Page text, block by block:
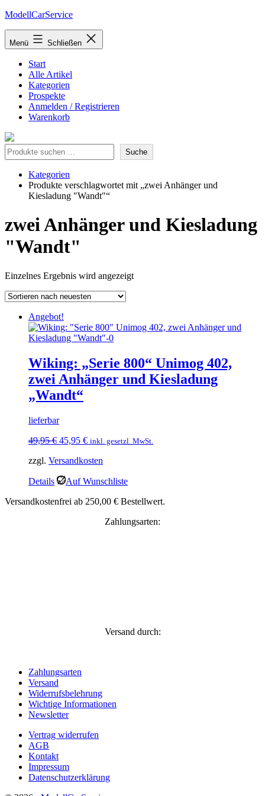
Zum
springen
ModellCarService
Menü Schließen
Start
Alle Artikel
Kategorien
Prospekte
Anmelden / Registrieren
Warenkorb
Suche Suche
Kategorien
Produkte verschlagwortet mit „zwei Anhänger und
Kiesladung "Wandt"“
zwei Anhänger und Kiesladung
"Wandt"
Einzelnes Ergebnis wird angezeigt
Angebot!
Wiking: „Serie 800“ Unimog 402,
zwei Anhänger und Kiesladung
„Wandt“
lieferbar
49,95€ Ursprünglicher
war:
45,95 €Aktueller
ist:
inkl. gesetzl. MwSt.
zzgl. Versandkosten
Details
Auf Wunschliste
Versandkostenfrei ab 250,00 € Bestellwert.
Zahlungsarten:
Versand durch:
Zahlungsarten
Versand
Widerrufsbelehrung
Wichtige Informationen
Newsletter
Vertrag widerrufen
AGB
Kontakt
Impressum
Datenschutzerklärung